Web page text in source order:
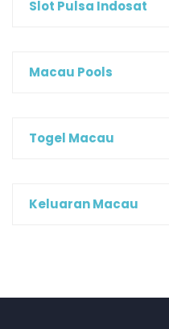
Slot Pulsa Indosat
Macau Pools
Togel Macau
Keluaran Macau